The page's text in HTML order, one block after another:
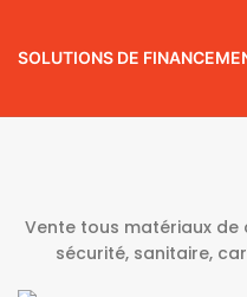
SOLUTIONS DE
Vente tous matériaux
sécurité, sanitaire,